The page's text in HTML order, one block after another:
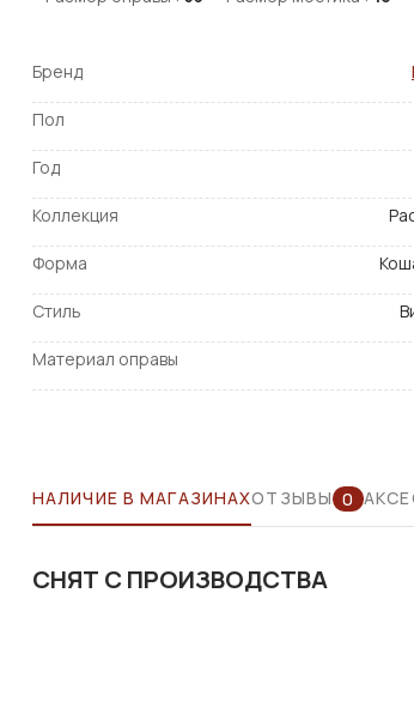
Бренд
Пол
Год
Коллекция
Форма
Стиль
Материал оправы
НАЛИЧИЕ В МАГАЗИНАХОТЗЫВЫ 0
СНЯТ С ПРОИЗВОДСТВА